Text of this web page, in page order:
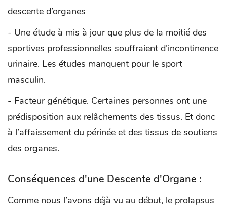
descente d’organes
- Une étude à mis à jour que plus de la moitié des
sportives professionnelles souffraient d’incontinence
urinaire. Les études manquent pour le sport
masculin.
- Facteur génétique. Certaines personnes ont une
prédisposition aux relâchements des tissus. Et donc
à l’affaissement du périnée et des tissus de soutiens
des organes.
Conséquences d'une Descente d'Organe :
Comme nous l’avons déjà vu au début, le prolapsus